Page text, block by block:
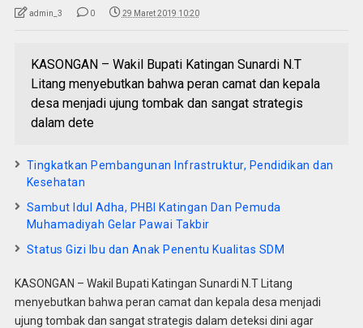
admin_3 0 29 Maret 2019 10:20
KASONGAN – Wakil Bupati Katingan Sunardi N.T
Litang menyebutkan bahwa peran camat dan kepala
desa menjadi ujung tombak dan sangat strategis
dalam dete
Tingkatkan Pembangunan Infrastruktur, Pendidikan dan
Kesehatan
Sambut Idul Adha, PHBI Katingan Dan Pemuda
Muhamadiyah Gelar Pawai Takbir
Status Gizi Ibu dan Anak Penentu Kualitas SDM
KASONGAN – Wakil Bupati Katingan Sunardi N.T Litang
menyebutkan bahwa peran camat dan kepala desa menjadi
ujung tombak dan sangat strategis dalam deteksi dini agar